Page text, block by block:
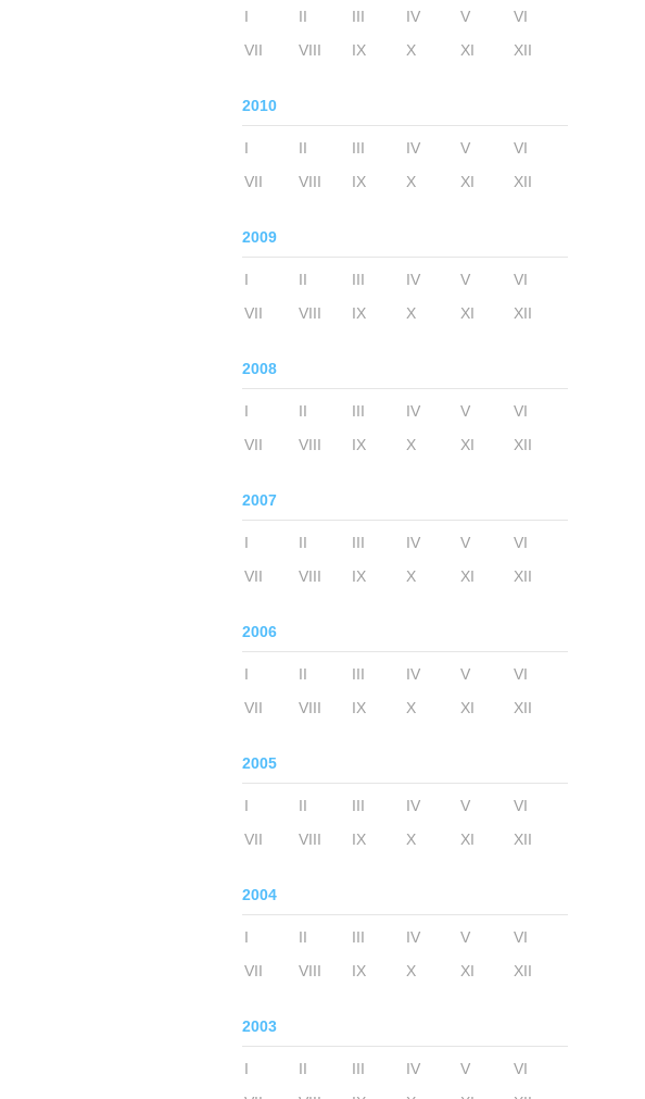
I II III IV V
VI
VII
VIII IX X XI XII
2010
I II III IV V
VI
VII
VIII IX X XI XII
2009
I II III IV V
VI
VII
VIII IX X XI XII
2008
I II III IV V
VI
VII
VIII IX X XI XII
2007
I II III IV V
VI
VII
VIII IX X XI XII
2006
I II III IV V
VI
VII
VIII IX X XI XII
2005
I II III IV V
VI
VII
VIII IX X XI XII
2004
I II III IV V
VI
VII
VIII IX X XI XII
2003
I II III IV V
VI